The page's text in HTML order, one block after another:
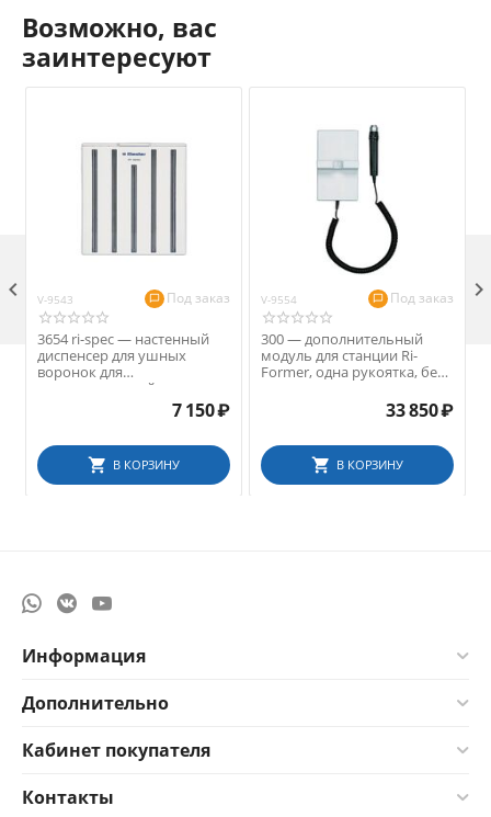
Возможно, вас
заинтересуют
V-9543 Под заказ
3654 ri-spec — настенный
диспенсер для ушных
воронок для
диагностической станции
Ri-former, 5 отсеков разных
7 150₽
В КОРЗИНУ
V-9554 Под заказ
300 — дополнительный
модуль для станции Ri-
Former, одна рукоятка, без
33 850₽
В КОРЗИНУ
 
Информация
Дополнительно
Кабинет покупателя
Контакты